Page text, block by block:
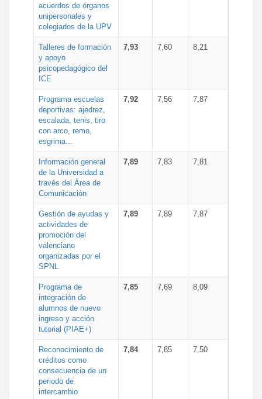
acuerdos de órganos
unipersonales y
colegiados de la UPV
Talleres de formación
y apoyo
psicopedagógico del
ICE
7,93 7,60 8,21
Programa escuelas
deportivas: ajedrez,
escalada, tenis, tiro
con arco, remo,
esgrima...
7,92 7,56 7,87
Información general
de la Universidad a
través del Área de
Comunicación
7,89 7,83 7,81
Gestión de ayudas y
actividades de
promoción del
valenciano
organizadas por el
SPNL
7,89 7,89 7,87
Programa de
integración de
alumnos de nuevo
ingreso y acción
tutorial (PIAE+)
7,85 7,69 8,09
Reconocimiento de
créditos como
consecuencia de un
periodo de
intercambio
7,84 7,85 7,50